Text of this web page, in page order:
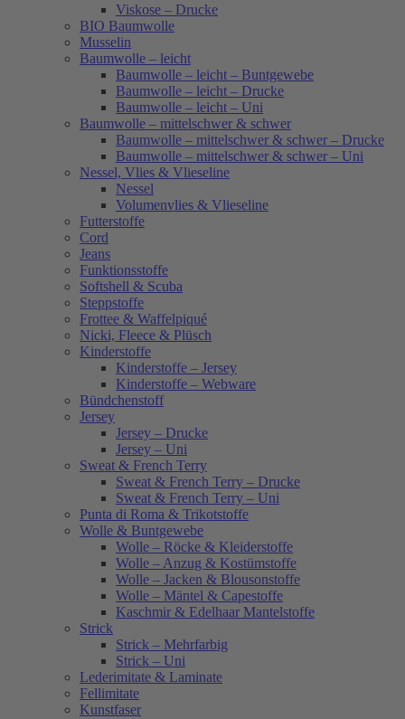
Viskose – Drucke
BIO Baumwolle
Musselin
Baumwolle – leicht
Baumwolle – leicht – Buntgewebe
Baumwolle – leicht – Drucke
Baumwolle – leicht – Uni
Baumwolle – mittelschwer & schwer
Baumwolle – mittelschwer & schwer – Drucke
Baumwolle – mittelschwer & schwer – Uni
Nessel, Vlies & Vlieseline
Nessel
Volumenvlies & Vlieseline
Futterstoffe
Cord
Jeans
Funktionsstoffe
Softshell & Scuba
Steppstoffe
Frottee & Waffelpiqué
Nicki, Fleece & Plüsch
Kinderstoffe
Kinderstoffe – Jersey
Kinderstoffe – Webware
Bündchenstoff
Jersey
Jersey – Drucke
Jersey – Uni
Sweat & French Terry
Sweat & French Terry – Drucke
Sweat & French Terry – Uni
Punta di Roma & Trikotstoffe
Wolle & Buntgewebe
Wolle – Röcke & Kleiderstoffe
Wolle – Anzug & Kostümstoffe
Wolle – Jacken & Blousonstoffe
Wolle – Mäntel & Capestoffe
Kaschmir & Edelhaar Mantelstoffe
Strick
Strick – Mehrfarbig
Strick – Uni
Lederimitate & Laminate
Fellimitate
Kunstfaser